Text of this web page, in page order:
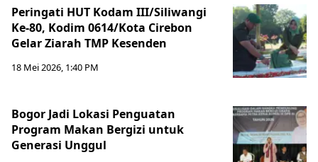
Peringati HUT Kodam III/Siliwangi
Ke-80, Kodim 0614/Kota Cirebon
Gelar Ziarah TMP Kesenden
18 Mei 2026, 1:40 PM
Bogor Jadi Lokasi Penguatan
Program Makan Bergizi untuk
Generasi Unggul